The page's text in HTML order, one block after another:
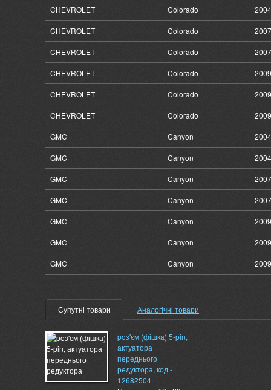
CHEVROLET Colorado
CHEVROLET Colorado
CHEVROLET Colorado
CHEVROLET Colorado
CHEVROLET Colorado
CHEVROLET Colorado
GMC Canyon
GMC Canyon
GMC Canyon
GMC Canyon
GMC Canyon
GMC Canyon
GMC Canyon
Супутні товари Аналогічні товари
poз'єм (фішка) 5-pin,
актуатора
переднього
редуктора, код -
12682504